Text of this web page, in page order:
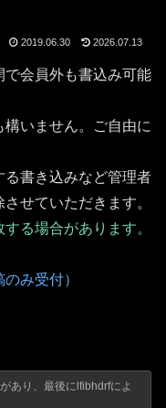
2019.06.30 2026.07.13
会員外も書込み可能
いません。ご自由に
書き込みなど管理者
せていただきます。
る場合があります。
み受付）
あり、最後にlfibhdrfによ